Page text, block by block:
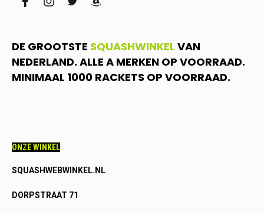
facebookinstagram
twitteramazon
DE GROOTSTE SQUASHWINKEL VAN
NEDERLAND. ALLE A MERKEN OP VOORRAAD.
MINIMAAL 1000 RACKETS OP VOORRAAD.
ONZE WINKEL
SQUASHWEBWINKEL.NL
DORPSTRAAT 71